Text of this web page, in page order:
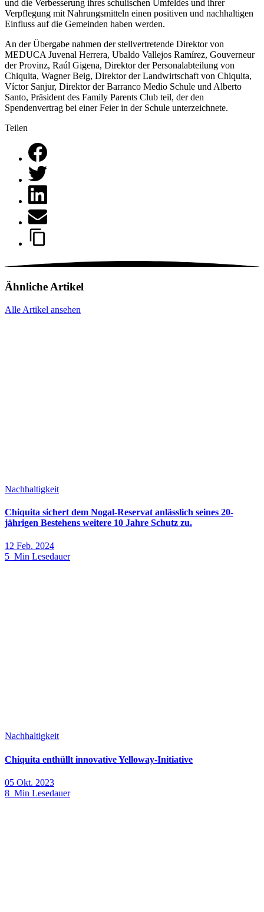
und die Verbesserung ihres schulischen Umfeldes und ihrer
Verpflegung mit Nahrungsmitteln einen positiven und nachhaltigen
Einfluss auf die Gemeinden haben werden.
An der Übergabe nahmen der stellvertretende Direktor von
MEDUCA Juvenal Herrera, Ubaldo Vallejos Ramírez, Gouverneur
der Provinz, Raúl Gigena, Direktor der Personalabteilung von
Chiquita, Wagner Beig, Direktor der Landwirtschaft von Chiquita,
Víctor Sanjur, Direktor der Barranco Medio Schule und Alberto
Santo, Präsident des Family Parents Club teil, der den
Spendenvertrag bei einer Feier in der Schule unterzeichnete.
Teilen
Ähnliche Artikel
Alle Artikel ansehen
Nachhaltigkeit
Chiquita sichert dem Nogal-Reservat anlässlich seines 20-
jährigen Bestehens weitere 10 Jahre Schutz zu.
12 Feb. 2024
5 Min Lesedauer
Nachhaltigkeit
Chiquita enthüllt innovative Yelloway-Initiative
05 Okt. 2023
8 Min Lesedauer